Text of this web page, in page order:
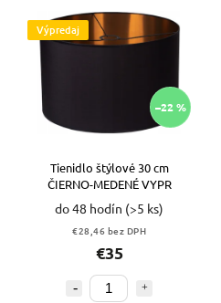
Abecedne
Výpredaj
–22 %
Tienidlo štýlové 30 cm
ČIERNO-MEDENÉ VYPR
do 48 hodín (>5 ks)
€28,46 bez DPH
€35